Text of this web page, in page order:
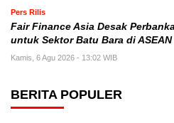
Pers Rilis
Fair Finance Asia Desak
untuk Sektor Batu Bara di ASEAN
Kamis, 6 Agu 2026 - 13:02 WIB
BERITA POPULER